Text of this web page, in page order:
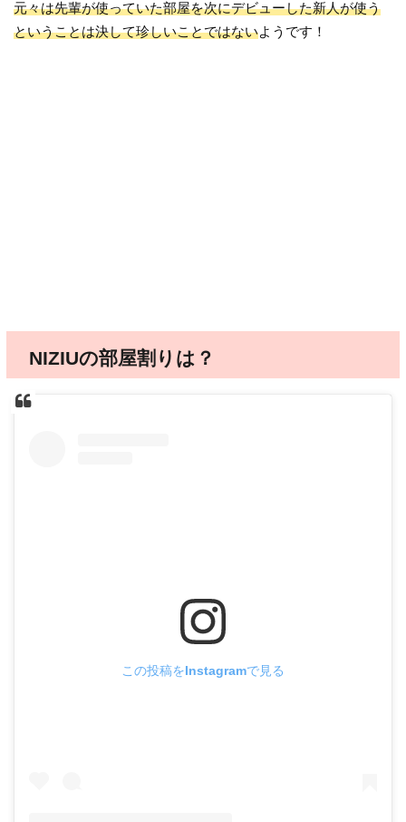
元々は先輩が使っていた部屋を次にデビューした新人が使う
ということは決して珍しいことではないようです！
NIZIUの部屋割りは？
この投稿をInstagramで見る